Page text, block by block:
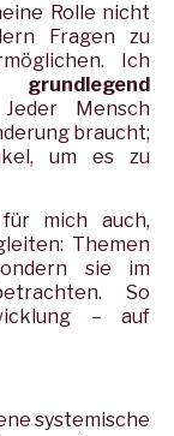
Rolle nicht
Fragen zu
Ich
grundlegend
Mensch
braucht;
um es zu
mich auch,
Themen
sie im
So
– auf
systemische